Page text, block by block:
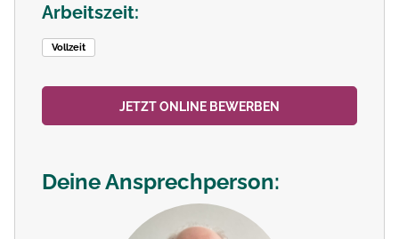
Arbeitszeit:
Vollzeit
JETZT ONLINE BEWERBEN
Deine Ansprechperson: